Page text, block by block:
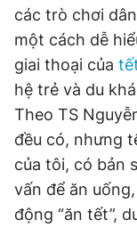
Theo dõi báo trên
Hotline
0906 645 777
Quảng
các trò chơi
một cách dễ
giai thoại của
hệ trẻ và du
Theo TS
đều có, nhưng
của tôi, có bản
vấn để ăn
động “ăn tết”,